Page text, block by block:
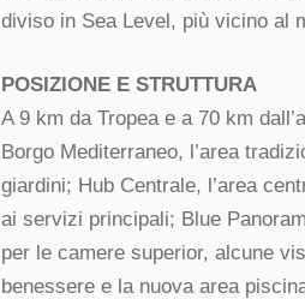
diviso in Sea Level, più vicino al
POSIZIONE E STRUTTURA
A 9 km da Tropea e a 70 km
Borgo Mediterraneo, l’area
giardini; Hub Centrale, l’area
ai servizi principali; Blue
per le camere superior, alcune
benessere e la nuova area